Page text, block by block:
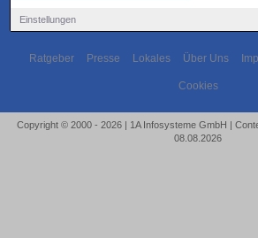
Einstellungen
Ratgeber Presse Lokales Über Uns
Cookies
Copyright © 2000 - 2026 | 1A Infosysteme GmbH |
08.08.2026